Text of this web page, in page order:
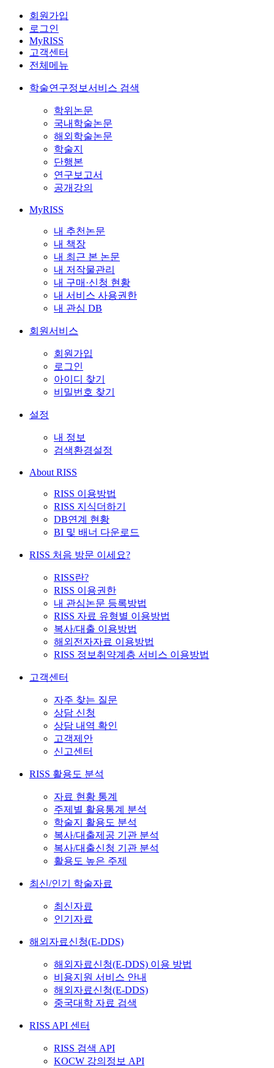
회원가입
로그인
MyRISS
고객센터
전체메뉴
학술연구정보서비스 검색
학위논문
국내학술논문
해외학술논문
학술지
단행본
연구보고서
공개강의
MyRISS
내 추천논문
내 책장
내 최근 본 논문
내 저작물관리
내 구매·신청 현황
내 서비스 사용권한
내 관심 DB
회원서비스
회원가입
로그인
아이디 찾기
비밀번호 찾기
설정
내 정보
검색환경설정
About RISS
RISS 이용방법
RISS 지식더하기
DB연계 현황
BI 및 배너 다운로드
RISS 처음 방문 이세요?
RISS란?
RISS 이용권한
내 관심논문 등록방법
RISS 자료 유형별 이용방법
복사/대출 이용방법
해외전자자료 이용방법
RISS 정보취약계층 서비스 이용방법
고객센터
자주 찾는 질문
상담 신청
상담 내역 확인
고객제안
신고센터
RISS 활용도 분석
자료 현황 통계
주제별 활용통계 분석
학술지 활용도 분석
복사/대출제공 기관 분석
복사/대출신청 기관 분석
활용도 높은 주제
최신/인기 학술자료
최신자료
인기자료
해외자료신청(E-DDS)
해외자료신청(E-DDS) 이용 방법
비용지원 서비스 안내
해외자료신청(E-DDS)
중국대학 자료 검색
RISS API 센터
RISS 검색 API
KOCW 강의정보 API